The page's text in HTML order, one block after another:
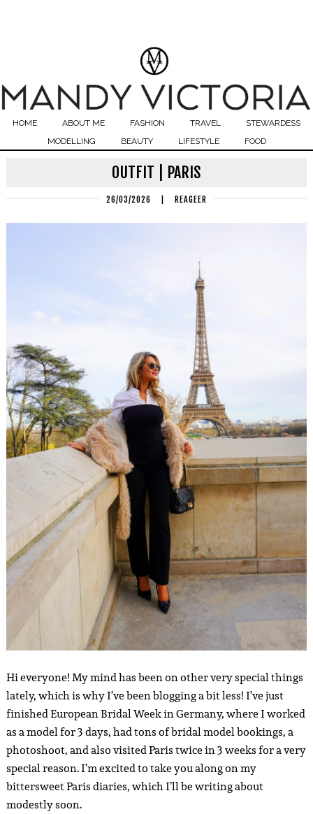
HOME ABOUT ME FASHION TRAVEL
STEWARDESS
MODELLING
BEAUTY LIFESTYLE FOOD
OUTFIT | PARIS
26/03/2026 REAGEER
Hi everyone! My mind has been on other very special things
lately, which is why I’ve been blogging a bit less! I’ve just
finished European Bridal Week in Germany, where I worked
as a model for 3 days, had tons of bridal model bookings, a
photoshoot, and also visited Paris twice in 3 weeks for a very
special reason. I’m excited to take you along on my
bittersweet Paris diaries, which I’ll be writing about
modestly soon.